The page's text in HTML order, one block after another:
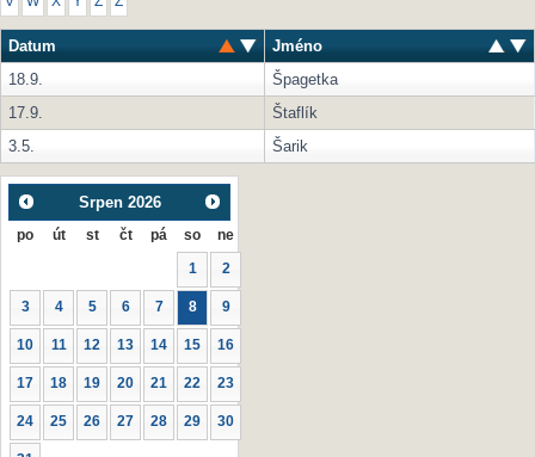
Datum
Jméno
18.9.
Špagetka
17.9.
Štaflík
3.5.
Šarik
Srpen 2026
po út st čt pá so ne
1 2
3 4 5 6 7 8 9
10 11 12 13 14 15 16
17 18 19 20 21 22 23
24 25 26 27 28 29 30